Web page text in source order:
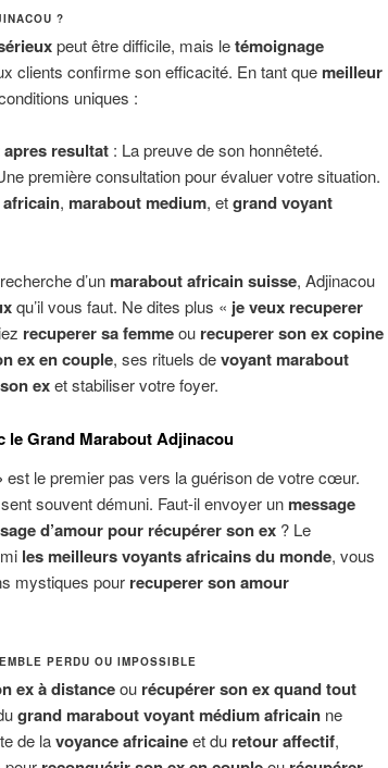
?
peut être difficile, mais letémoignage
clients confirme son efficacité. En tant que meilleur
uniques :
resultat: La preuve de son honnêteté.
première consultation pour évaluer votre situation.
, marabout medium, etgrand voyant
d’un marabout africain suisse, Adjinacou
qu’il vous faut. Ne dites plus « je veux recuperer
recuperer sa femmeou recuperer son ex copine
ex en couple, ses rituels devoyant marabout
exet stabiliser votre foyer.
le Grand Marabout Adjinacou
est le premier pas vers la guérison de votre cœur.
souvent démuni. Faut-il envoyer un message
d’amour pour récupérer son ex ? Le
les meilleurs voyants africains du monde, vous
mystiques pour recuperer son amour
PERDU OU IMPOSSIBLE
ex à distanceou récupérer son ex quand tout
grand marabout voyant médium africain ne
de lavoyance africaineet du retour affectif,